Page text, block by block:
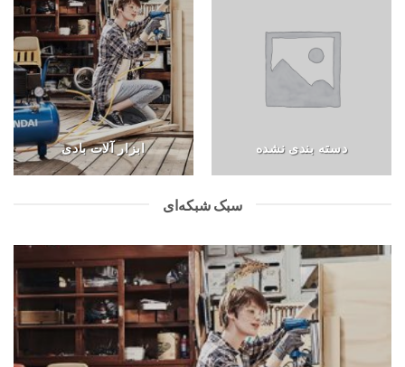
دسته بندی نشده ابزار آلات بادی
سبک شبکه‌ای